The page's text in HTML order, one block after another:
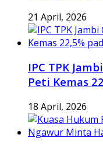
21 April, 2026
IPC TPK
Peti Kemas
18 April, 2026